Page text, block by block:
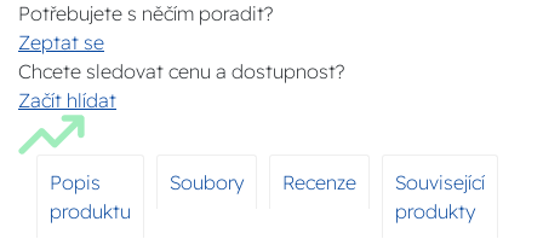
Potřebujete s něčím poradit?
Zeptat se
Chcete sledovat cenu a dostupnost?
Začít hlídat
Popis
produktu
Soubory Recenze
Související
produkty